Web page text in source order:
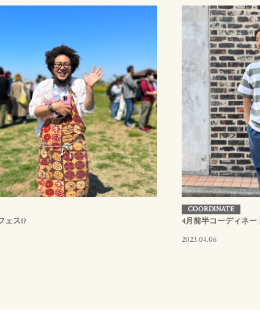
ェス!?
COORDINATE
4月前半コーディネー
2023.04.06